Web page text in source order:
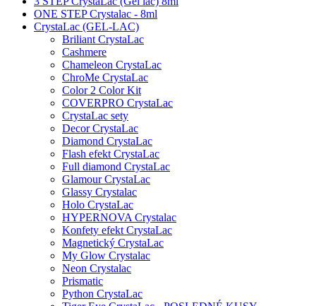
ONE STEP Crystalac - 8ml
CrystaLac (GEL-LAC)
Briliant CrystaLac
Cashmere
Chameleon CrystaLac
ChroMe CrystaLac
Color 2 Color Kit
COVERPRO CrystaLac
CrystaLac sety
Decor CrystaLac
Diamond CrystaLac
Flash efekt CrystaLac
Full diamond CrystaLac
Glamour CrystaLac
Glassy Crystalac
Holo CrystaLac
HYPERNOVA Crystalac
Konfety efekt CrystaLac
Magnetický CrystaLac
My Glow Crystalac
Neon Crystalac
Prismatic
Python CrystaLac